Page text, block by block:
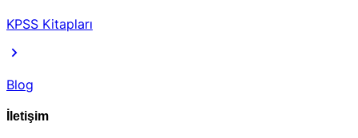
KPSS Kitapları
Blog
İletişim